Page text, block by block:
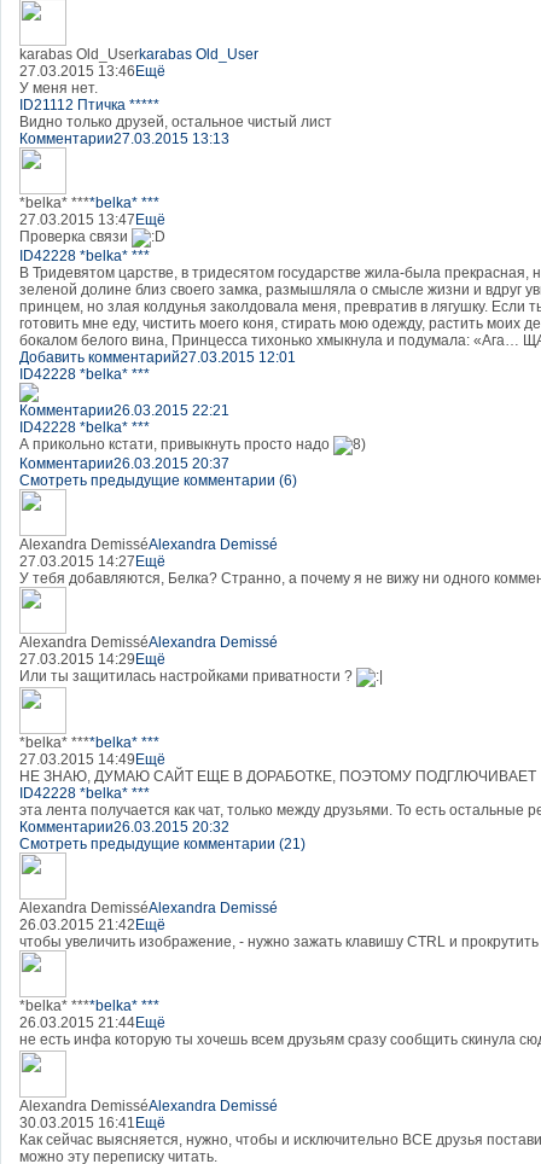
karabas Old_Userkarabas Old_User
27.03.2015 13:46 Ещё
У меня нет.
ID21112 Птичка *****
Видно только друзей, остальное чистый лист
Комментарии27.03.2015 13:13
*belka* ****belka* ***
27.03.2015 13:47 Ещё
Проверка связи
ID42228 *belka* ***
В Тридевятом царстве, в тридесятом государстве жила-была
зеленой долине близ своего замка, размышляла о смысле жизни и вдруг
принцем, но злая колдунья заколдовала меня, превратив в лягушку.
готовить мне еду, чистить моего коня, стирать мою одежду, растить
бокалом белого вина, Принцесса тихонько хмыкнула и подумала: «Ага…
Добавить комментарий27.03.2015 12:01
ID42228 *belka* ***
Комментарии26.03.2015 22:21
ID42228 *belka* ***
А прикольно кстати, привыкнуть просто надо
Комментарии26.03.2015 20:37
Смотреть предыдущие комментарии (6)
Alexandra DemisséAlexandra Demissé
27.03.2015 14:27 Ещё
У тебя добавляются, Белка? Странно, а почему я не вижу ни одного
Alexandra DemisséAlexandra Demissé
27.03.2015 14:29 Ещё
Или ты защитилась настройками приватности ?
*belka* ****belka* ***
27.03.2015 14:49 Ещё
НЕ ЗНАЮ, ДУМАЮ САЙТ ЕЩЕ В ДОРАБОТКЕ, ПОЭТОМУ ПОДГЛЮЧИВАЕТ
ID42228 *belka* ***
эта лента получается как чат, только между друзьями. То есть остальные
Комментарии26.03.2015 20:32
Смотреть предыдущие комментарии (21)
Alexandra DemisséAlexandra Demissé
26.03.2015 21:42 Ещё
чтобы увеличить изображение, - нужно зажать клавишу CTRL и
*belka* ****belka* ***
26.03.2015 21:44Ещё
не есть инфа которую ты хочешь всем друзьям сразу сообщить скинула
Alexandra DemisséAlexandra Demissé
30.03.2015 16:41 Ещё
Как сейчас выясняется, нужно, чтобы и исключительно ВСЕ друзья
можно эту переписку читать.